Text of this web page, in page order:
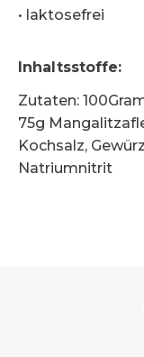
• laktosefrei
Inhaltsstoffe:
Zutaten:
75g
Kochsalz,
Natriumnitrit